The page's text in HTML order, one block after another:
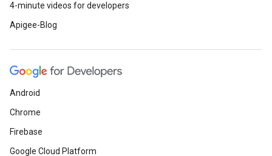
4-minute videos for developers
Apigee-Blog
Android
Chrome
Firebase
Google Cloud Platform